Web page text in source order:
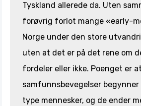
Tyskland allerede da. Uten
forøvrig forlot mange «early-
Norge under den store
uten at det er på det rene om
fordeler eller ikke. Poenget er
samfunnsbevegelser begynner
type mennesker, og de ender